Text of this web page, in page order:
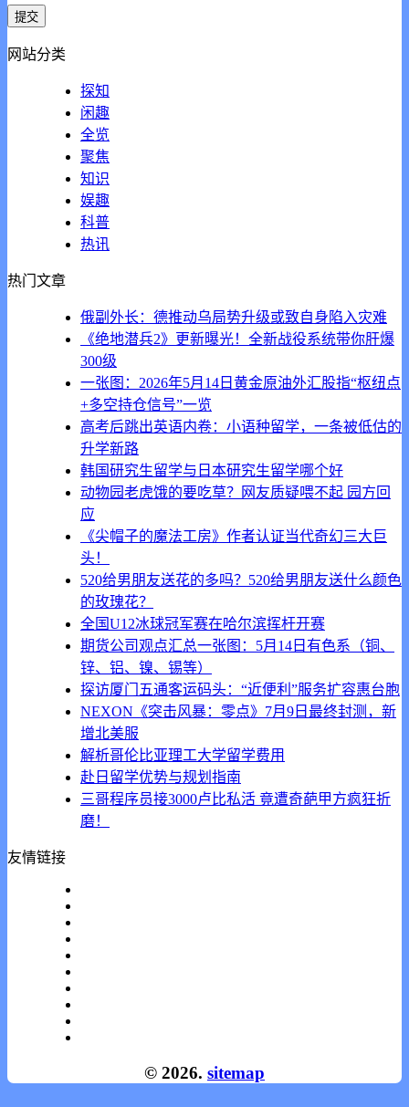
网站分类
探知
闲趣
全览
聚焦
知识
娱趣
科普
热讯
热门文章
俄副外长：德推动乌局势升级或致自身陷入灾难
《绝地潜兵2》更新曝光！全新战役系统带你肝爆
300级
一张图：2026年5月14日黄金原油外汇股指“枢纽点
+多空持仓信号”一览
高考后跳出英语内卷：小语种留学，一条被低估的
升学新路
韩国研究生留学与日本研究生留学哪个好
动物园老虎饿的要吃草？网友质疑喂不起 园方回
应
《尖帽子的魔法工房》作者认证当代奇幻三大巨
头！
520给男朋友送花的多吗？520给男朋友送什么颜色
的玫瑰花？
全国U12冰球冠军赛在哈尔滨挥杆开赛
期货公司观点汇总一张图：5月14日有色系（铜、
锌、铝、镍、锡等）
探访厦门五通客运码头：“近便利”服务扩容惠台胞
NEXON《突击风暴：零点》7月9日最终封测，新
增北美服
解析哥伦比亚理工大学留学费用
赴日留学优势与规划指南
三哥程序员接3000卢比私活 竟遭奇葩甲方疯狂折
磨！
友情链接
© 2026. sitemap